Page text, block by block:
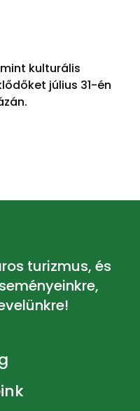
kulturális
július 31-én
turizmus, és